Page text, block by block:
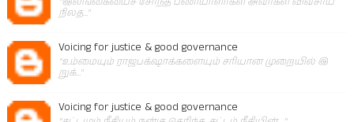
நிலத..."
Voicing for justice & good governance
"உம்மையும் ராஜபக்‌ஷாக்களையும் சரியான முறையில் இ
றுக்..."
Voicing for justice & good governance